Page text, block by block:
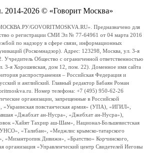
2014-2026 © «Говорит Москва»
GOVORITMOSKVA.RU». Предназначено для
о регистрации СМИ Эл № 77-64961 от 04 марта 2016
по надзору в сфере связи, информационных
(Роскомнадзор). Адрес: 123298, Москва, ул. 3-я
Общество с ограниченной ответственностью
я Хорошевская, дом 12, пом. 22). Доменное имя сайта
распространения – Российская Федерация и
и английский. Главный редактор Бабаян Роман
Номер телефона: +7 (495) 950-62-26
организации, запрещенные в Российской
«Украинская повстанческая армия» (УПА), «ИГИЛ»,
«Джабхат ан-Нусра», «Джебхат ан-Нусра»),
«Хайят Тахрир аш-Шам», Национал-Большевистская
«Талибан», «Меджлис крымско-татарского
«Мизантропик Дивижн», «Братство» Корчинского,
организация «Управленческий центр Свидетелей Иеговы